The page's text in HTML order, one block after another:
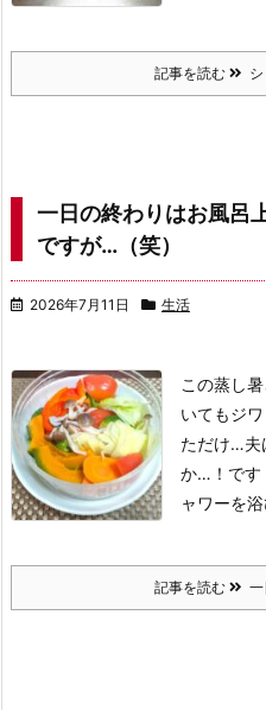
記事を読む
一日の終わりはお風呂
ですが…（笑）
2026年7月11日 生活
この蒸し
いてもジ
ただけ…夫
か…！です
ャワーを
記事を読む